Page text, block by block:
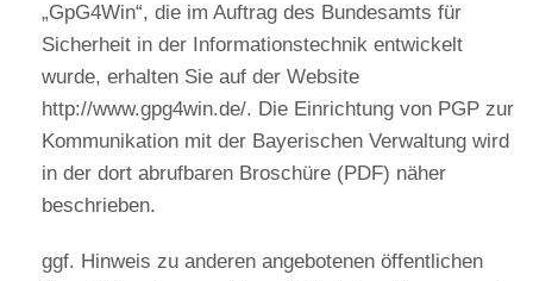
„GpG4Win“, die im Auftrag des Bundesamts für
Sicherheit in der Informationstechnik entwickelt
wurde, erhalten Sie auf der Website
http://www.gpg4win.de/. Die Einrichtung von PGP zur
Kommunikation mit der Bayerischen Verwaltung wird
in der dort abrufbaren Broschüre (PDF) näher
beschrieben.
ggf. Hinweis zu anderen angebotenen öffentlichen